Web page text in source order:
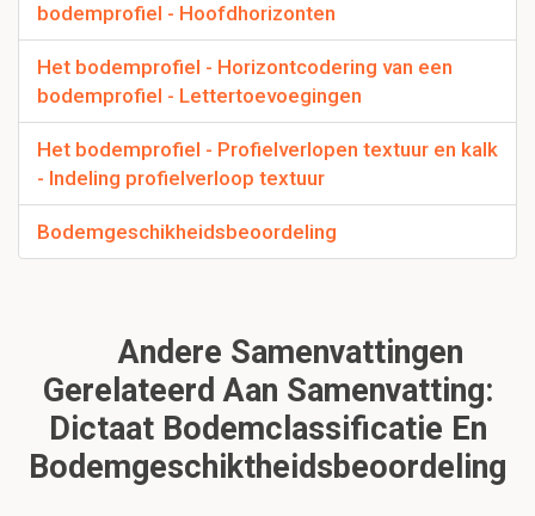
bodemprofiel - Hoofdhorizonten
Het bodemprofiel - Horizontcodering van een
bodemprofiel - Lettertoevoegingen
Het bodemprofiel - Profielverlopen textuur en kalk
- Indeling profielverloop textuur
Bodemgeschikheidsbeoordeling
Andere Samenvattingen
Gerelateerd Aan Samenvatting:
Dictaat Bodemclassificatie En
Bodemgeschiktheidsbeoordeling